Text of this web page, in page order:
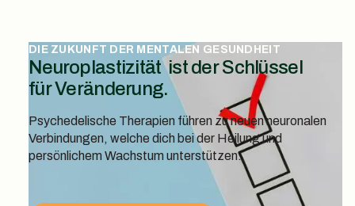
DIE ZUKUNFT DER MENTALEN GESUNDHEIT
Neuroplastizität ist der Schlüssel
für Veränderung.
Psychedelische Therapien führen zu neuen neuronalen
Verbindungen, welche dich bei der Heilung und
persönlichem Wachstum unterstützen.